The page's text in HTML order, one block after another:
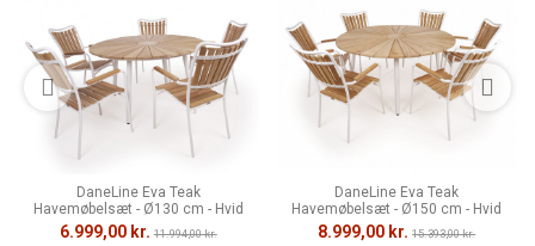
DaneLine Eva Teak
Havemøbelsæt - Ø130 cm - Hvid
6.999,00 kr. 11.994,00 kr.
DaneLine Eva Teak
Havemøbelsæt - Ø150 cm - Hvid
8.999,00 kr. 15.393,00 kr.